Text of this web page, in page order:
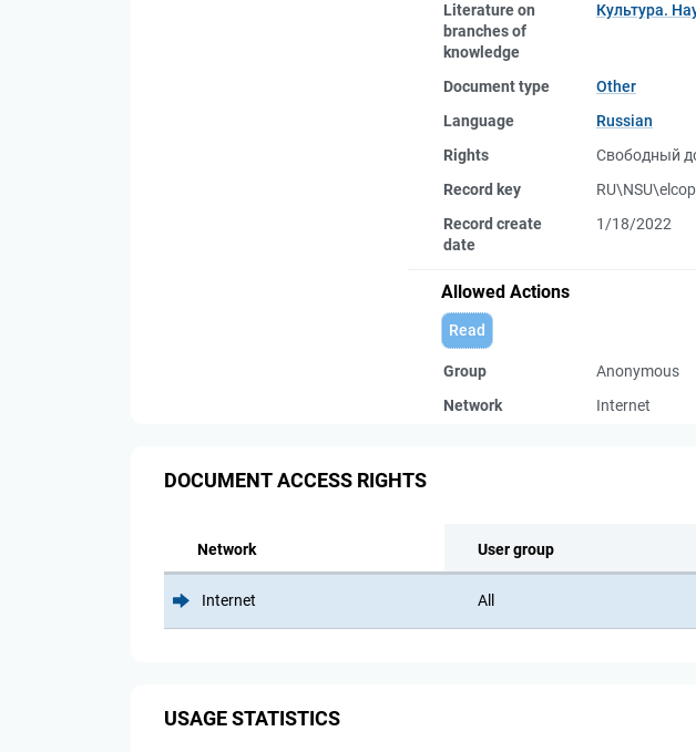
Literature on
branches of
knowledge
Культура.
Document type
Other
Language
Russian
Rights
Свободный
Record key
Record create
date
1/18/2022
Allowed Actions
Read
Group
Anonymous
Network
Internet
DOCUMENT ACCESS RIGHTS
Network User group
Internet All
USAGE STATISTICS